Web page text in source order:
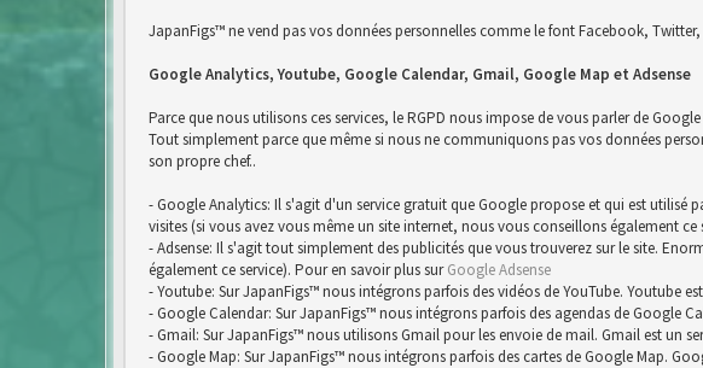
JapanFigs™ ne vend pas vos données personnelles comme le font Facebook,
Google Analytics, Youtube, Google Calendar, Gmail, Google Map et Adsense
Parce que nous utilisons ces services, le RGPD nous impose de vous parler de
Tout simplement parce que même si nous ne communiquons pas vos données
son propre chef..
- Google Analytics: Il s'agit d'un service gratuit que Google propose et qui est utilisé
visites (si vous avez vous même un site internet, nous vous conseillons également
- Adsense: Il s'agit tout simplement des publicités que vous trouverez sur le site.
également ce service). Pour en savoir plus surGoogle Adsense
- Youtube: Sur JapanFigs™ nous intégrons parfois des vidéos de YouTube. Youtube
- Google Calendar: Sur JapanFigs™ nous intégrons parfois des agendas de Google
- Gmail: Sur JapanFigs™ nous utilisons Gmail pour les envoie de mail. Gmail est un
- Google Map: Sur JapanFigs™ nous intégrons parfois des cartes de Google Map.